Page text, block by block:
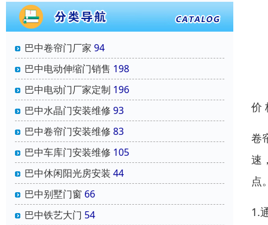
巴中卷帘门厂家 94
巴中电动伸缩门销售 198
巴中电动门厂家定制 196
巴中水晶门安装维修 93
巴中卷帘门安装维修 83
巴中车库门安装维修 105
巴中休闲阳光房安装 44
巴中别墅门窗 66
巴中铁艺大门 54
价
卷
速
点
1.